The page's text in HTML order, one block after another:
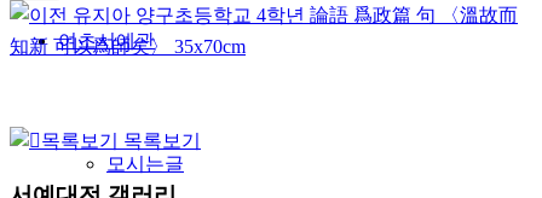
여초서예관
모시는글
유지아 양구초등학교 4학년 論語 爲政篇 句 〈溫故而
知新 可以爲師矣〉 35x70cm
목록보기